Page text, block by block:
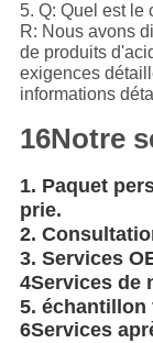
5. Q: Quel est le
R: Nous avons
de produits
exigences
informations
16Notre
1. Paquet
prie.
2.
3. Services
4Services de
5.
6Services